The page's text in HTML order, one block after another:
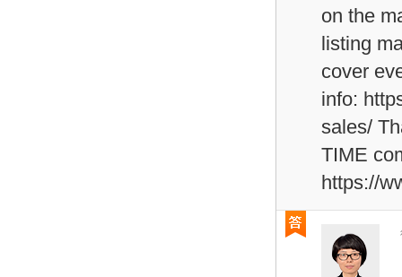
on the
listing
cover
info:
sales/
TIME
https://